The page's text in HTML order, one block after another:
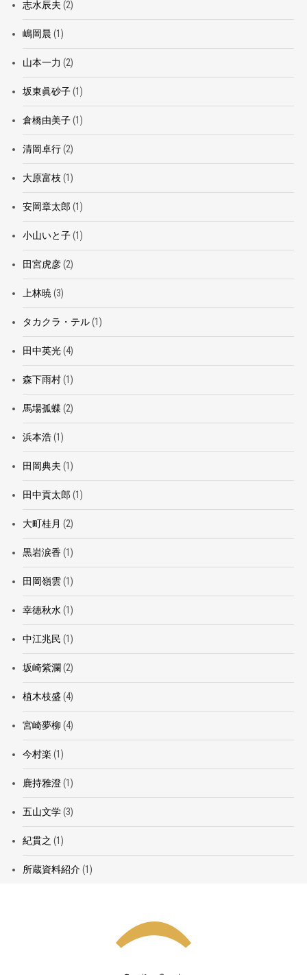
志水辰夫 (2)
嶋岡晨 (1)
山本一力 (2)
坂東眞砂子(1)
倉橋由美子(1)
清岡卓行(2)
大原富枝 (1)
安岡章太郎 (1)
小山いと子(1)
田宮虎彦(2)
上林暁(3)
タカクラ・テル(1)
田中英光(4)
森下雨村(1)
馬場孤蝶 (2)
浜本浩(1)
田岡典夫 (1)
田中貢太郎 (1)
大町桂月 (2)
黒岩涙香(1)
田岡嶺雲(1)
幸徳秋水(1)
中江兆民 (1)
坂崎紫瀾 (2)
植木枝盛 (4)
宮崎夢柳 (4)
今村楽 (1)
鹿持雅澄(1)
五山文学(3)
紀貫之 (1)
所蔵資料紹介(1)